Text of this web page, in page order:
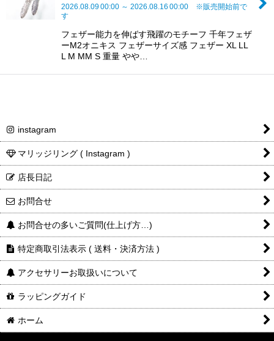
2026.08.0900:00 ～ 2026.08.16 00:00 ※販売開始前で
す
フェザー能力を伸ばす飛躍のモチーフ 千年フェザ
ーM2オニキス フェザーサイズ感 フェザー XL LL
L M MM S 重量 やや…
instagram
マリッジリング ( Instagram )
店長日記
お問合せ
お問合せの多いご質問(仕上げ方…)
特定商取引法表示 ( 送料・決済方法 )
アクセサリーお取扱いについて
ラッピングガイド
ホーム